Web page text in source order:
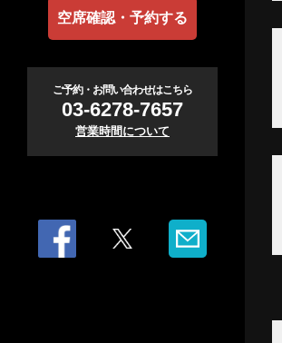
空席確認・予約する
ご予約・お問い合わせはこちら
03-6278-7657
営業時間について